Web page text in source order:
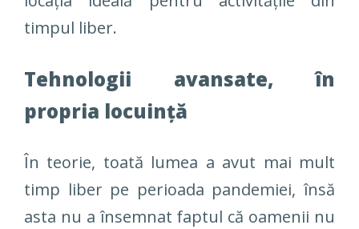
timpul liber.
Tehnologii avansate, în
propria locuință
În teorie, toată lumea a avut mai mult
timp liber pe perioada pandemiei, însă
asta nu a însemnat faptul că oamenii nu